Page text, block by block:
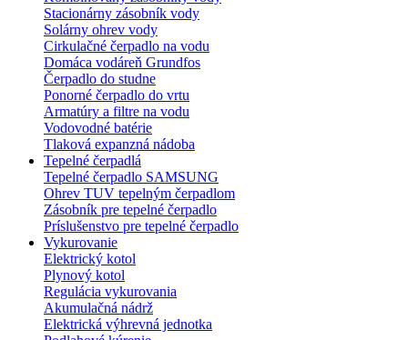
Stacionárny zásobník vody
Solárny ohrev vody
Cirkulačné čerpadlo na vodu
Domáca vodáreň Grundfos
Čerpadlo do studne
Ponorné čerpadlo do vrtu
Armatúry a filtre na vodu
Vodovodné batérie
Tlaková expanzná nádoba
Tepelné čerpadlá
Tepelné čerpadlo SAMSUNG
Ohrev TUV tepelným čerpadlom
Zásobník pre tepelné čerpadlo
Príslušenstvo pre tepelné čerpadlo
Vykurovanie
Elektrický kotol
Plynový kotol
Regulácia vykurovania
Akumulačná nádrž
Elektrická výhrevná jednotka